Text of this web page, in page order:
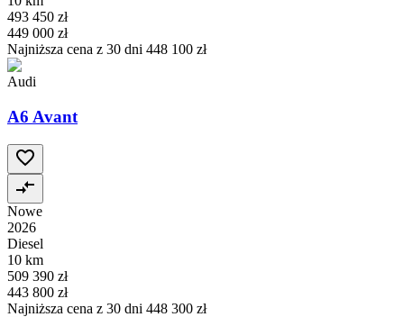
493 450 zł
449 000 zł
Najniższa cena z 30 dni 448 100 zł
Audi
A6 Avant
Nowe
2026
Diesel
10 km
509 390 zł
443 800 zł
Najniższa cena z 30 dni 448 300 zł